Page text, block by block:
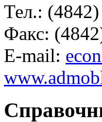
Тел.:
Факс:
E-mail: